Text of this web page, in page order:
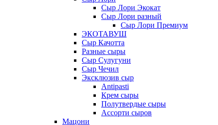
Сыр Лори Экокат
Сыр Лори разный
Сыр Лори Премиум
ЭКОТАВУШ
Сыр Качотта
Разные сыры
Сыр Сулугуни
Сыр Чечил
Эксклюзив сыр
Antipasti
Крем сыры
Полутвердые сыры
Ассорти сыров
Мацони